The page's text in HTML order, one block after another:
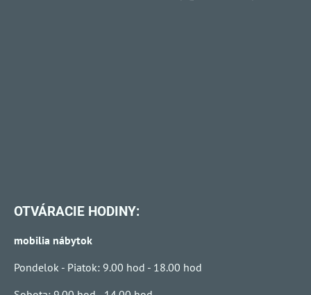
OTVÁRACIE HODINY:
mobilia nábytok
Pondelok - Piatok: 9.00 hod - 18.00 hod